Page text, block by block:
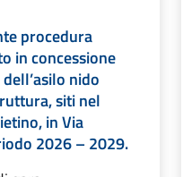
procedura
in concessione
nido
siti nel
in Via
2026 – 2029.